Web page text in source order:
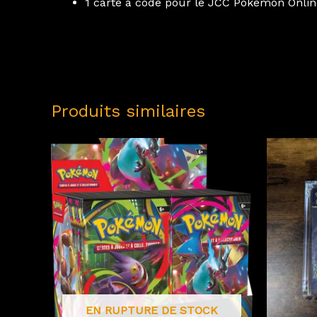
Produits similaires
EN RUPTURE DE STOCK